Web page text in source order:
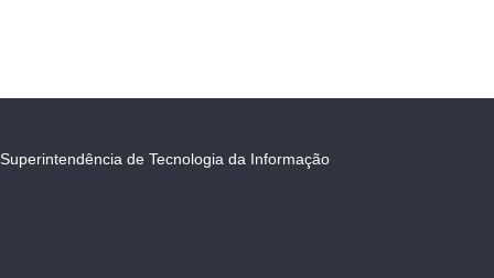
Superintendência de Tecnologia da Informação